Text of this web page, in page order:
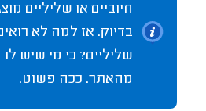
חיוביים או שליליים
בדיוק. אז למה לא
שליליים? כי מי שיש
מהאתר. ככה פשוט.